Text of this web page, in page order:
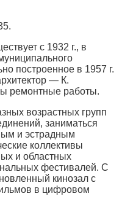
с 1932 г., в
построенное в 1957 г.
— К.
ремонтные работы.
возрастных групп
заниматься
и эстрадным
коллективы
и областных
фестивалей. С
кинозал с
в цифровом